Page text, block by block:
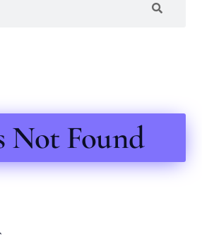
Not Found